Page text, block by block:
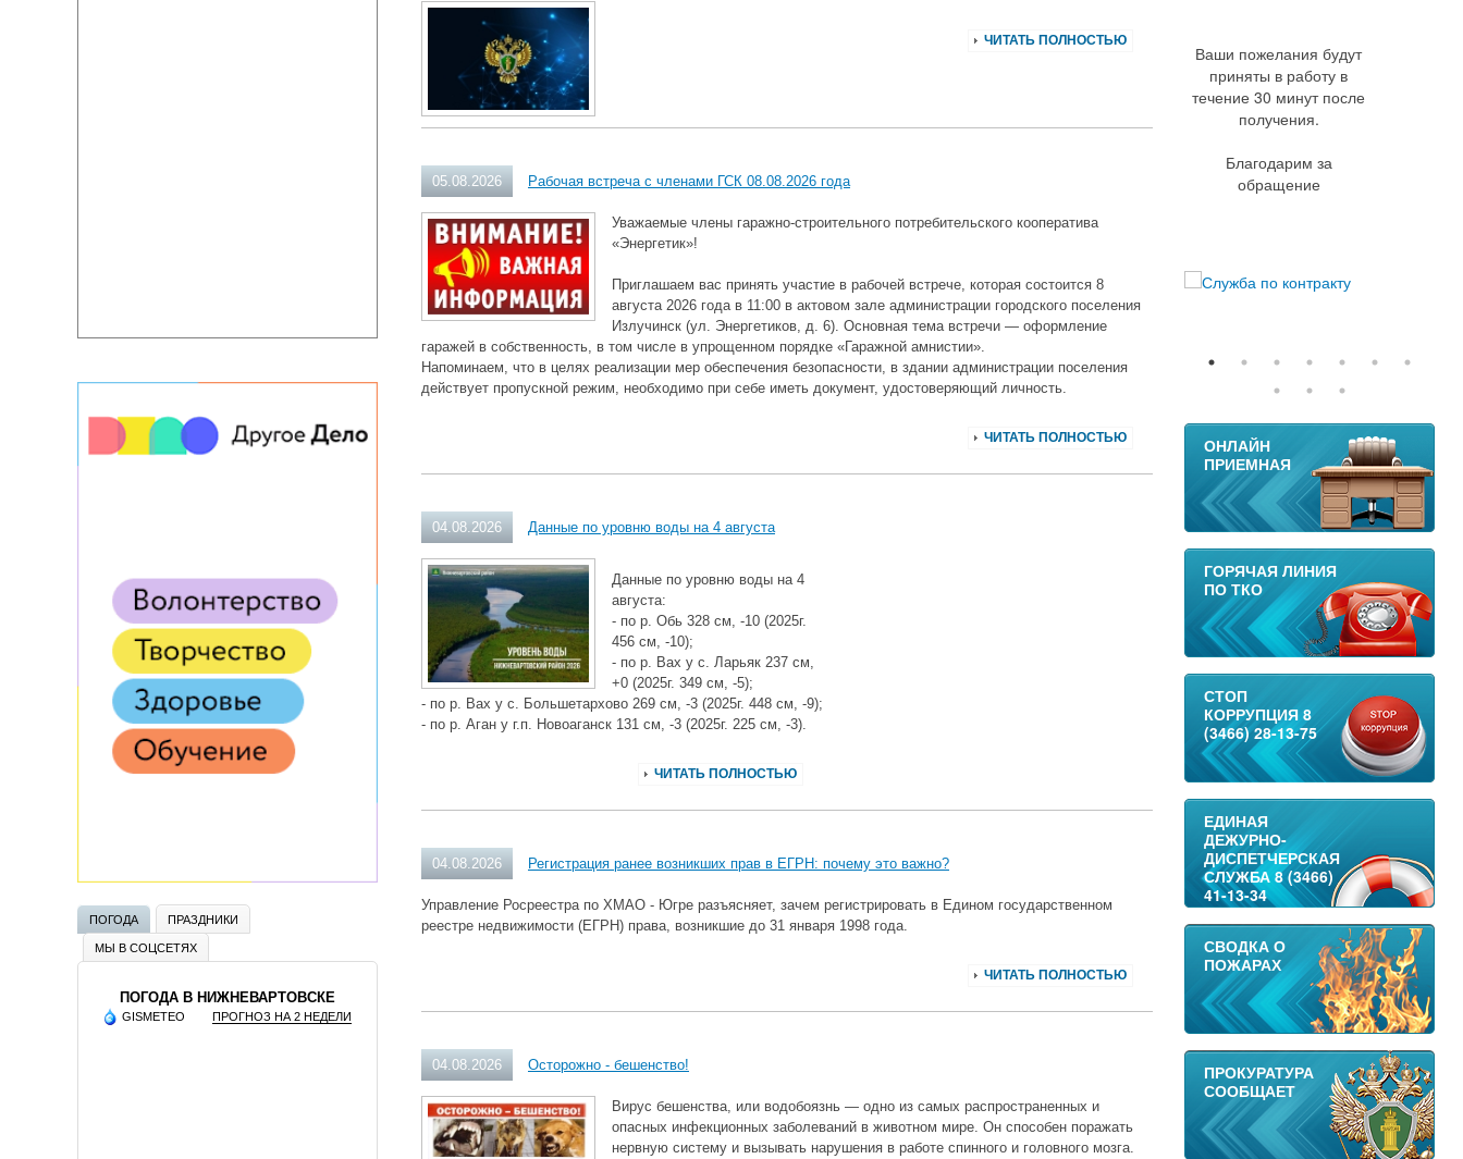
ЧИТАТЬ ПОЛНОСТЬЮ
05.08.2026 Рабочая встреча с членами ГСК 08.08.2026 года
Уважаемые члены гаражно-строительного потребительского кооператива
«Энергетик»!
Приглашаем вас принять участие в рабочей встрече, которая состоится 8
августа 2026 года в 11:00 в актовом зале администрации городского поселения
Излучинск (ул. Энергетиков, д. 6). Основная тема встречи — оформление
гаражей в собственность, в том числе в упрощенном порядке «Гаражной амнистии».
Напоминаем, что в целях реализации мер обеспечения безопасности, в здании администрации поселения
действует пропускной режим, необходимо при себе иметь документ, удостоверяющий личность.
ЧИТАТЬ ПОЛНОСТЬЮ
04.08.2026 Данные по уровню воды на 4 августа
Данные по уровню воды на 4
августа:
- по р. Обь 328 см, -10 (2025г.
456 см, -10);
- по р. Вах у с. Ларьяк 237 см,
+0 (2025г. 349 см, -5);
- по р. Вах у с. Большетархово 269 см, -3 (2025г. 448 см, -9);
- по р. Аган у г.п. Новоаганск 131 см, -3 (2025г. 225 см, -3).
ЧИТАТЬ ПОЛНОСТЬЮ
04.08.2026 Регистрация ранее возникших прав в ЕГРН: почему это важно?
Управление Росреестра по ХМАО - Югре разъясняет, зачем регистрировать в Едином государственном
реестре недвижимости (ЕГРН) права, возникшие до 31 января 1998 года.
ЧИТАТЬ ПОЛНОСТЬЮ
04.08.2026 Осторожно - бешенство!
Вирус бешенства, или водобоязнь — одно из самых распространенных и
опасных инфекционных заболеваний в животном мире. Он способен поражать
нервную систему и вызывать нарушения в работе спинного и головного мозга.
ПОГОДА
ПРАЗДНИКИ
МЫ В СОЦСЕТЯХ
ПОГОДА В НИЖНЕВАРТОВСКЕ
GISMETEO ПРОГНОЗ НА 2 НЕДЕЛИ
Ваши пожелания будут
приняты в работу в
течение 30 минут после
получения.
Благодарим за
обращение
11
ОНЛАЙН
ПРИЕМНАЯ
ГОРЯЧАЯ ЛИНИЯ
ПО ТКО
СТОП
КОРРУПЦИЯ 8
(3466) 28-13-75
ЕДИНАЯ
ДЕЖУРНО-
ДИСПЕТЧЕРСКАЯ
СЛУЖБА 8 (3466)
41-13-34
СВОДКА О
ПОЖАРАХ
ПРОКУРАТУРА
СООБЩАЕТ